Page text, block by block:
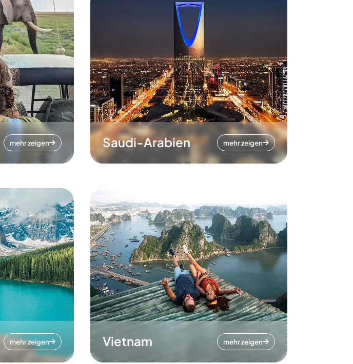
mehr zeigen Saudi-Arabien mehr zeigen
mehr zeigen Vietnam mehr zeigen